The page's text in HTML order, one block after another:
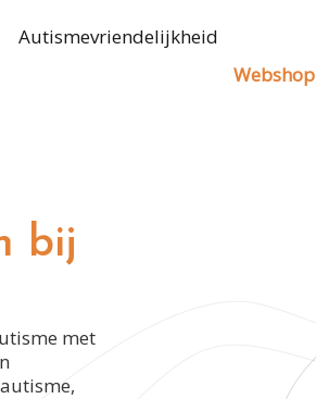
Autismevriendelijkheid
Webshop
bij
met